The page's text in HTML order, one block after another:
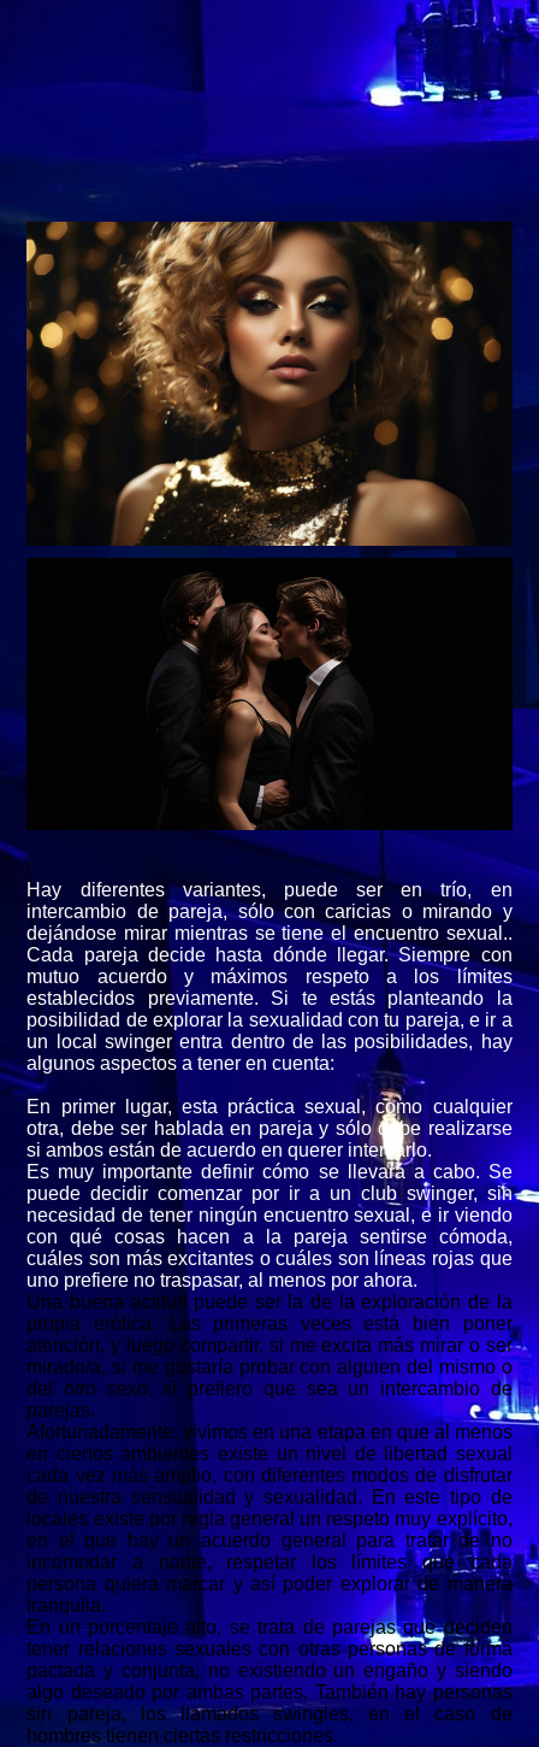
Hay diferentes variantes, puede ser en trío, en
intercambio de pareja, sólo con caricias o mirando y
dejándose mirar mientras se tiene el encuentro sexual..
Cada pareja decide hasta dónde llegar. Siempre con
mutuo acuerdo y máximos respeto a los límites
establecidos previamente. Si te estás planteando la
posibilidad de explorar la sexualidad con tu pareja, e ir a
un local swinger entra dentro de las posibilidades, hay
algunos aspectos a tener en cuenta:
En primer lugar, esta práctica sexual, como cualquier
otra, debe ser hablada en pareja y sólo debe realizarse
si ambos están de acuerdo en querer intentarlo.
Es muy importante definir cómo se llevará a cabo. Se
puede decidir comenzar por ir a un club swinger, sin
necesidad de tener ningún encuentro sexual, e ir viendo
con qué cosas hacen a la pareja sentirse cómoda,
cuáles son más excitantes o cuáles son líneas rojas que
uno prefiere no traspasar, al menos por ahora.
Una buena actitud puede ser la de la exploración de la
propia erótica. Las primeras veces está bien poner
atención, y luego compartir, si me excita más mirar o ser
mirado/a, si me gustaría probar con alguien del mismo o
del otro sexo, si prefiero que sea un intercambio de
parejas.
Afortunadamente, vivimos en una etapa en que al menos
en ciertos ambientes existe un nivel de libertad sexual
cada vez más amplio, con diferentes modos de disfrutar
de nuestra sensualidad y sexualidad. En este tipo de
locales existe por regla general un respeto muy explícito,
en el que hay un acuerdo general para tratar de no
incomodar a nadie, respetar los límites que cada
persona quiera marcar y así poder explorar de manera
tranquila.
En un porcentaje alto, se trata de parejas que deciden
tener relaciones sexuales con otras personas de forma
pactada y conjunta, no existiendo un engaño y siendo
algo deseado por ambas partes. También hay personas
sin pareja, los llamados swingles, en el caso de
hombres tienen ciertas restricciones.